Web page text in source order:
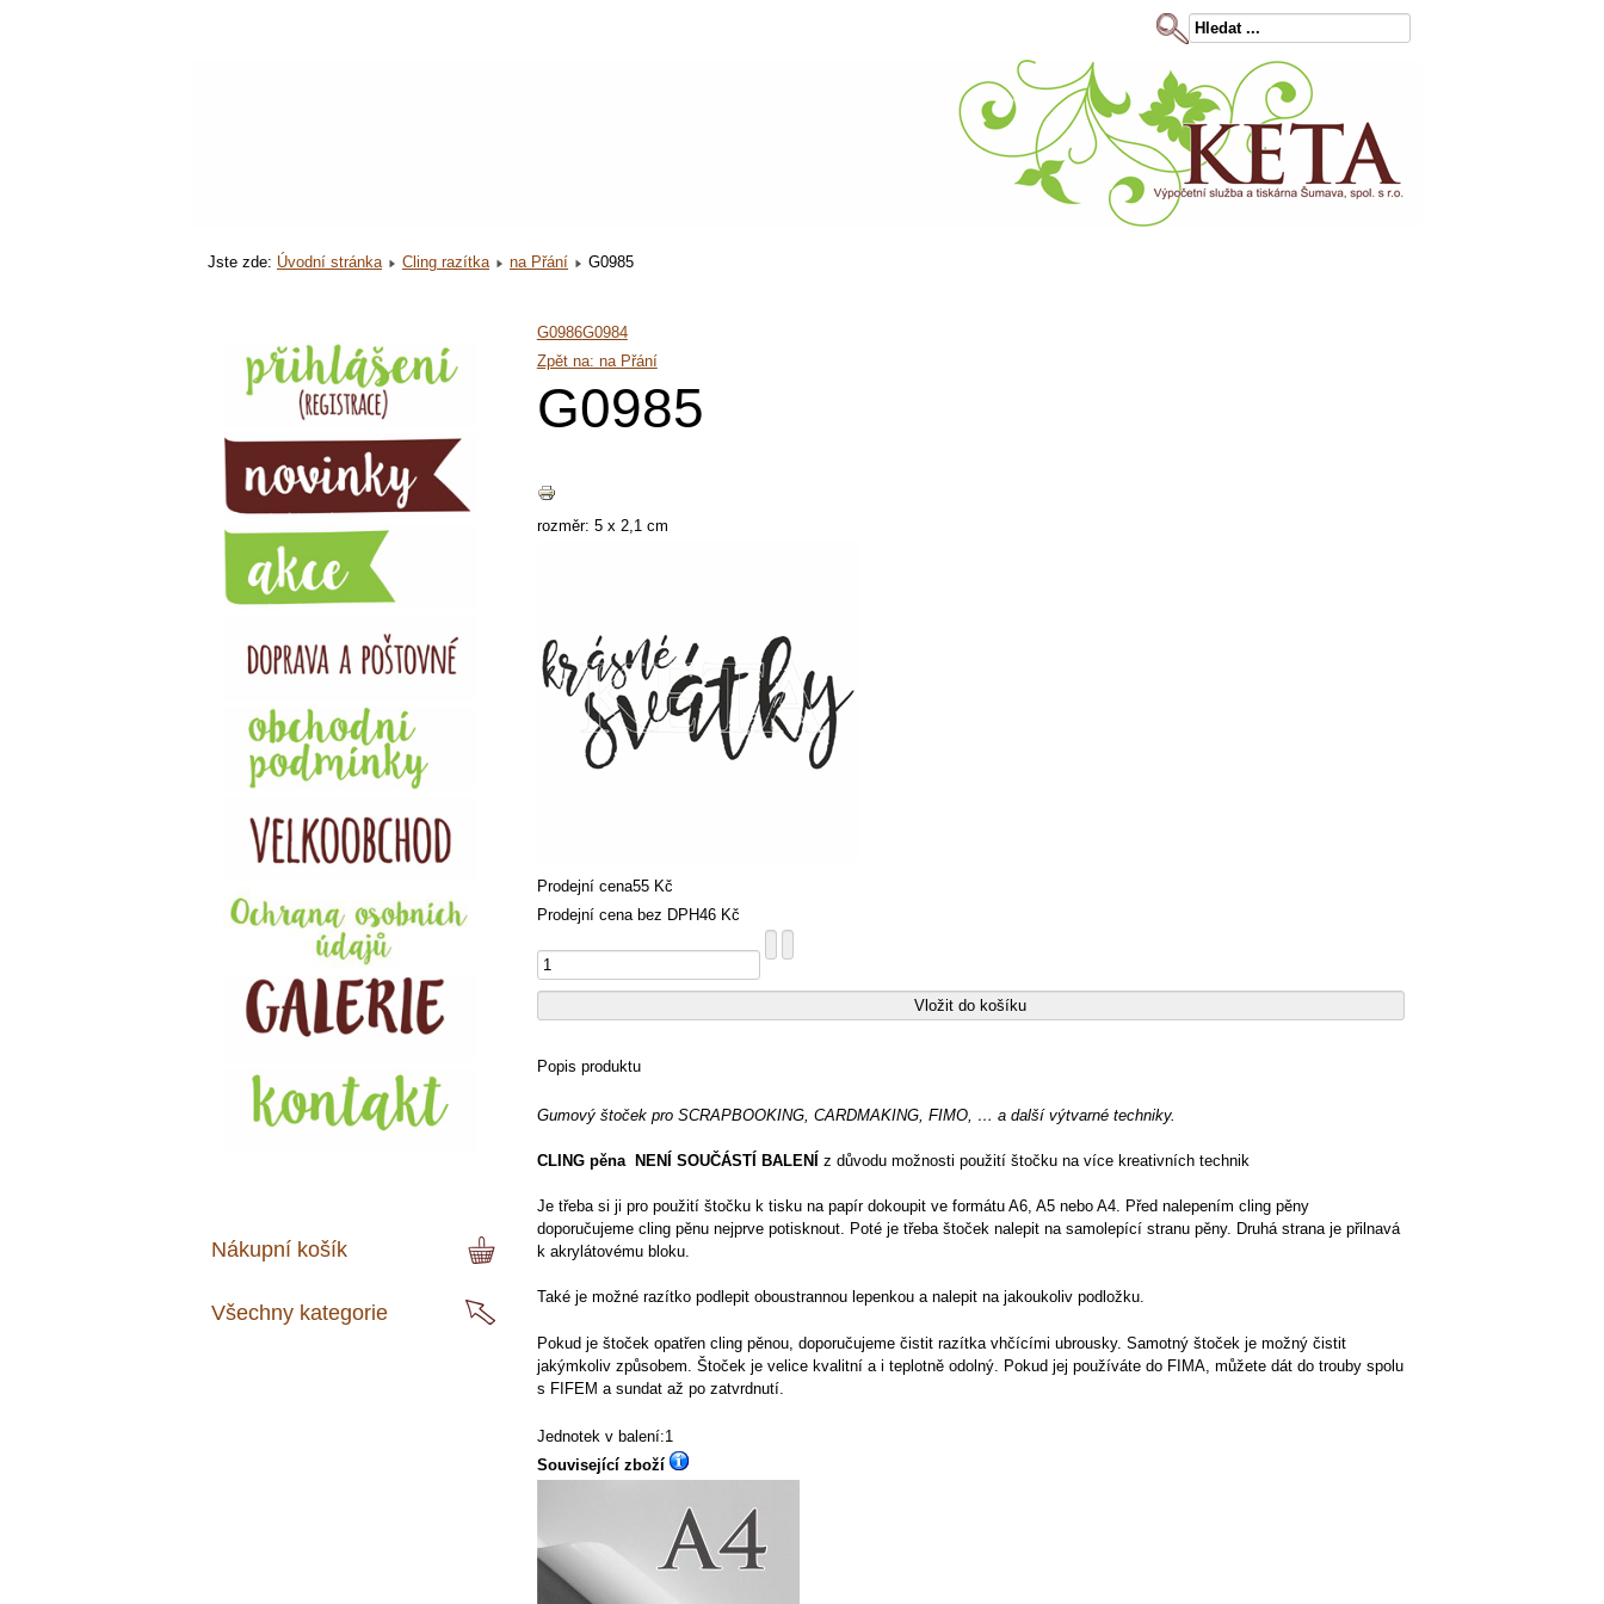
Jste zde: Úvodní stránka Cling razítka na Přání G0985
Nákupní košík
Všechny kategorie
G0986G0984
Zpět na: na Přání
G0985
rozměr: 5 x 2,1 cm
Prodejní cena55 Kč
Prodejní cena bez DPH46 Kč
Popis produktu
Gumový štoček pro SCRAPBOOKING, CARDMAKING, FIMO, … a další výtvarné techniky.
CLING pěna NENÍ SOUČÁSTÍ BALENÍ z důvodu možnosti použití štočku na více kreativních technik
Je třeba si ji pro použití štočku k tisku na papír dokoupit ve formátu A6, A5 nebo A4. Před nalepením cling pěny
doporučujeme cling pěnu nejprve potisknout. Poté je třeba štoček nalepit na samolepící stranu pěny. Druhá strana je přilnavá
k akrylátovému bloku.
Také je možné razítko podlepit oboustrannou lepenkou a nalepit na jakoukoliv podložku.
Pokud je štoček opatřen cling pěnou, doporučujeme čistit razítka vhčícími ubrousky. Samotný štoček je možný čistit
jakýmkoliv způsobem. Štoček je velice kvalitní a i teplotně odolný. Pokud jej používáte do FIMA, můžete dát do trouby spolu
s FIFEM a sundat až po zatvrdnutí.
Jednotek v balení:1
Související zboží